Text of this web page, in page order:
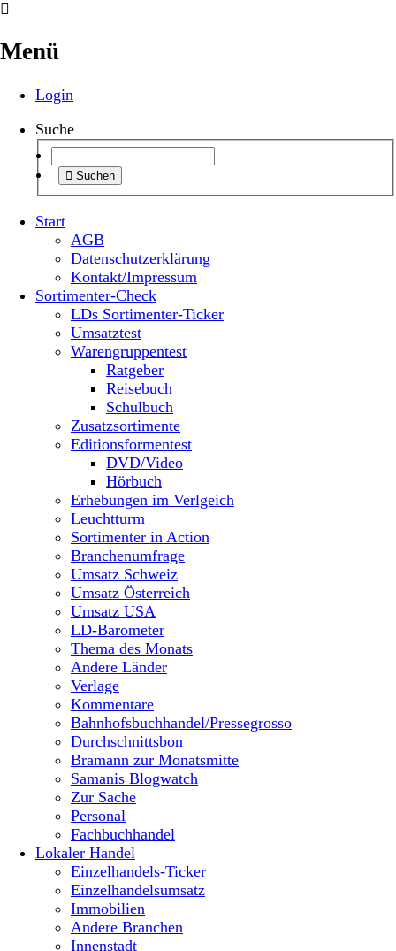
Menü
Login
Suche
Suchen
Start
AGB
Datenschutzerklärung
Kontakt/Impressum
Sortimenter-Check
LDs Sortimenter-Ticker
Umsatztest
Warengruppentest
Ratgeber
Reisebuch
Schulbuch
Zusatzsortimente
Editionsformentest
DVD/Video
Hörbuch
Erhebungen im Verlgeich
Leuchtturm
Sortimenter in Action
Branchenumfrage
Umsatz Schweiz
Umsatz Österreich
Umsatz USA
LD-Barometer
Thema des Monats
Andere Länder
Verlage
Kommentare
Bahnhofsbuchhandel/Pressegrosso
Durchschnittsbon
Bramann zur Monatsmitte
Samanis Blogwatch
Zur Sache
Personal
Fachbuchhandel
Lokaler Handel
Einzelhandels-Ticker
Einzelhandelsumsatz
Immobilien
Andere Branchen
Innenstadt